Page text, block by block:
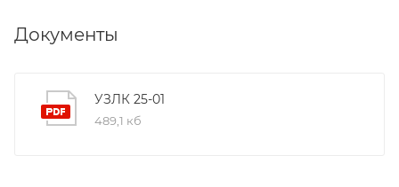
Документы
УЗЛК 25-01
489,1 кб